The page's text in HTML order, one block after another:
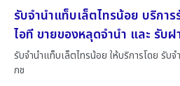
รับจำนำแท็บเล็ตไทรน้อย บริกา
ไอที ขายของหลุดจำนำ และ รับ
รับจำนำแท็บเล็ตไทรน้อย ให้บริการโดย รับ
กช